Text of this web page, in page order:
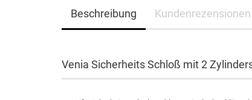
Beschreibung
Venia Sicherheits Schloß mit 2